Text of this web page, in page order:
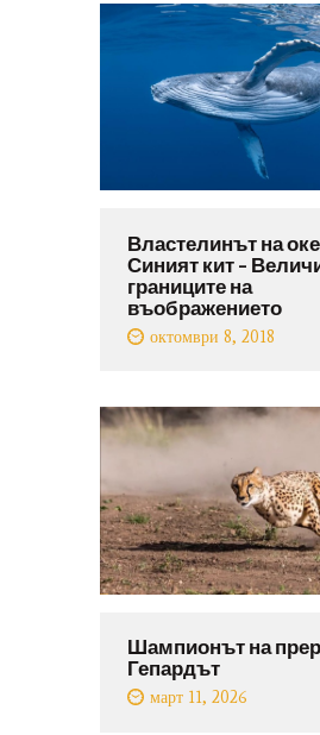
Властелинът на
Синият кит –
границите на
въображението
октомври 8, 2018
Шампионът на
Гепардът
март 11, 2026